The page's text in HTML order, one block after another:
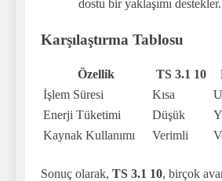
dostu bir yaklaşımı destekler.
Karşılaştırma Tablosu
Özellik TS 3.1 10
İşlem Süresi
Kısa
Enerji Tüketimi
Düşük
Kaynak Kullanımı
Verimli
Sonuç olarak, TS 3.1 10, birçok